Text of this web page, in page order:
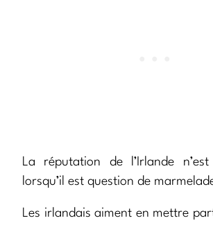
La réputation de l’Irlande
lorsqu’il est question de
Les irlandais aiment en mettre